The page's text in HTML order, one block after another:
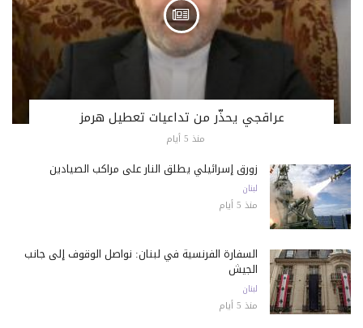
عراقجي يحذّر من تداعيات تعطيل هرمز
منذ 5 أيام
زورق إسرائيلي يطلق النار على مراكب الصيادين
لبنان
منذ 5 أيام
السفارة الفرنسية في لبنان: نواصل الوقوف إلى جانب
الجيش
لبنان
منذ 5 أيام